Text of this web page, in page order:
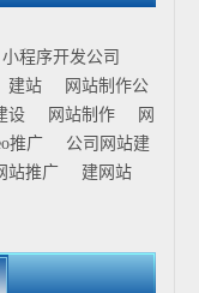
小程序开发公司
建站
网站制作公
设 网站制作
网
推广
公司网站建
站推广
建网站